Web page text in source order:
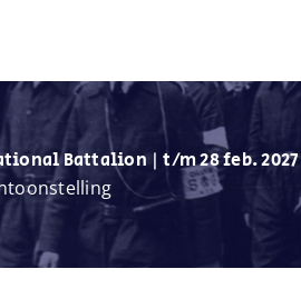
Battalion | t/m 28 feb. 2027